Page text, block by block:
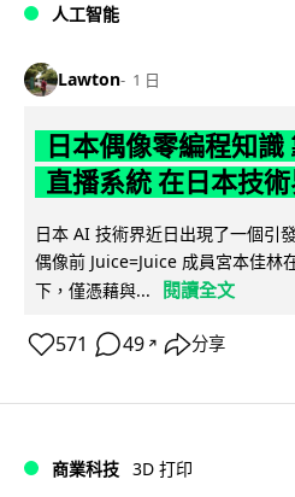
人工智能
Lawton 1 日
日本偶像零編程知識
直播系統 在日本技
日本 AI 技術界近日出現了一個引
偶像前 Juice=Juice 成員宮本佳林
下，僅憑藉與...
閱讀全文
571 49 ↗ 分享
商業科技 3D 打印